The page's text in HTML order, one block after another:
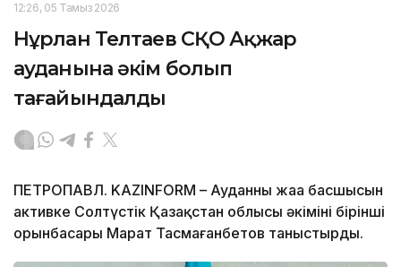
12:26, 05 Тамыз 2026
Нұрлан Телтаев СҚО Ақжар
ауданына әкім болып
тағайындалды
ПЕТРОПАВЛ. KAZINFORM – Ауданның жаңа басшысын
активке Солтүстік Қазақстан облысы әкімінің бірінші
орынбасары Марат Тасмағанбетов таныстырды.